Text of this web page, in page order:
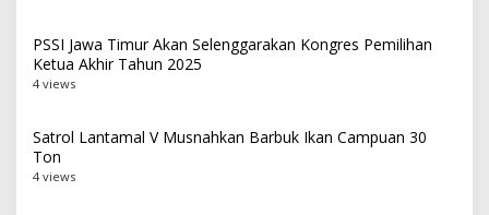
PSSI Jawa Timur Akan Selenggarakan Kongres Pemilihan
Ketua Akhir Tahun 2025
4 views
Satrol Lantamal V Musnahkan Barbuk Ikan Campuan 30
Ton
4 views